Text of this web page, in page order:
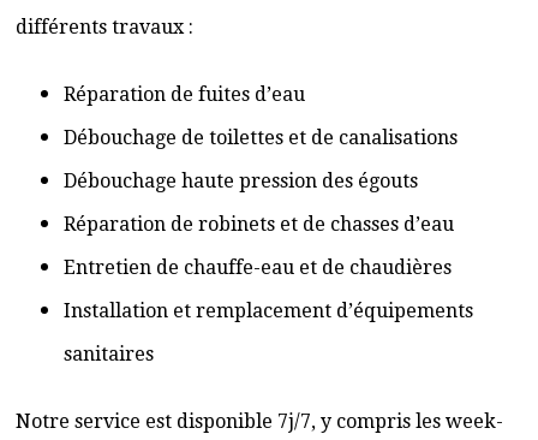
différents travaux :
Réparation de fuites d’eau
Débouchage de toilettes et de canalisations
Débouchage haute pression des égouts
Réparation de robinets et de chasses d’eau
Entretien de chauffe-eau et de chaudières
Installation et remplacement d’équipements
sanitaires
Notre service est disponible 7j/7, y compris les week-